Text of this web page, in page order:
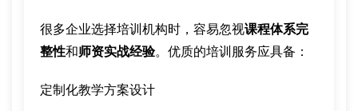
很多企业选择培训机构时，容易忽视课程体系完
整性和师资实战经验。优质的培训服务应具备：
定制化教学方案设计